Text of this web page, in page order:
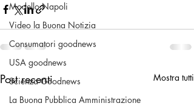
Modello Napoli
Video la Buona Notizia
Consumatori goodnews
USA goodnews
Scienza Goodnews
La Buona Pubblica Amministrazione
Post recenti Mostra tutti